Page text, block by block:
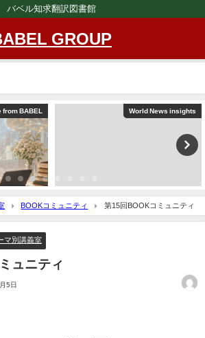
バベル知求翻訳図書館
GROUP
from BABEL World News insights
BOOKコミュニティ 第15回BOOKコミュニティ
マ別講義室
ュニティ
5日